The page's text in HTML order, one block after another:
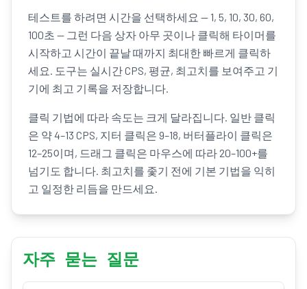
테스트를 하려면 시간을 선택하세요 — 1, 5, 10, 30, 60,
100초 — 그런 다음 상자 아무 곳이나 클릭해 타이머를
시작하고 시간이 끝날 때까지 최대한 빠르게 클릭하
세요. 도구는 실시간 CPS, 평균, 최고치를 보여주고 기
기에 최고 기록을 저장합니다.
클릭 기법에 따라 속도는 크게 달라집니다. 일반 클릭
은 약 4–13 CPS, 지터 클릭은 9–18, 버터플라이 클릭은
12–25이며, 드래그 클릭은 마우스에 따라 20–100+를
넘기도 합니다. 최고치를 좇기 전에 기본 기법을 익히
고 일정한 리듬을 만드세요.
자주 묻는 질문